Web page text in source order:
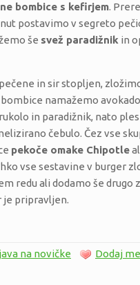
bombice s kefirjem.
postavimo v segreto
še svež paradižnik in
in sir stopljen,
namažemo
in paradižnik, nato
čebulo. Čez vse
pekoče omake Chipotle
vse sestavine v burger
redu ali dodamo še drugo
je pripravljen.
na novičke Dodaj